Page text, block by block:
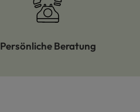
Persönliche Beratung